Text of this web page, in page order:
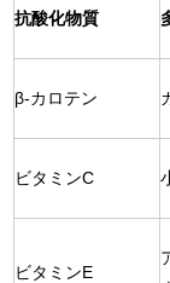
抗酸化物質
β-カロテン
ビタミンC
ビタミンE